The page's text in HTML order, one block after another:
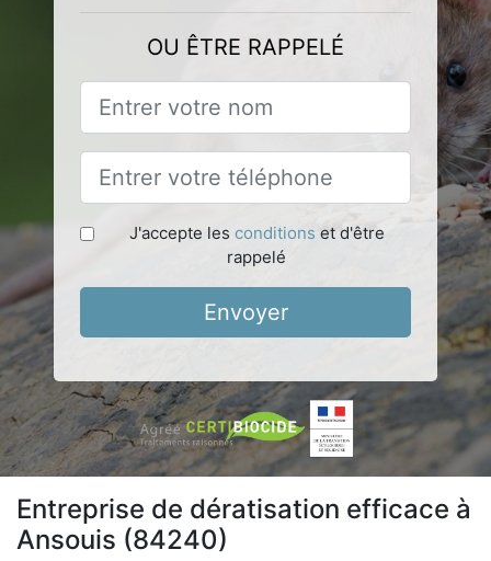
OU ÊTRE RAPPELÉ
J'accepte les conditions et d'être
rappelé
Envoyer
Entreprise de dératisation efficace à
Ansouis (84240)